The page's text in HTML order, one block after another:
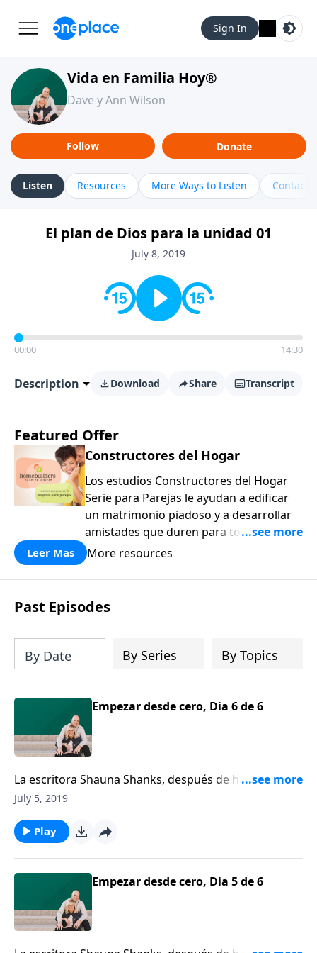
Sign In
Vida en Familia Hoy®
Dave y Ann Wilson
Follow Donate
Listen Resources More Ways to Listen Contact
El plan de Dios para la unidad 01
July 8, 2019
00:00 14:30
Description Download Share Transcript
Featured Offer
Constructores del Hogar
Los estudios Constructores del Hogar
Serie para Parejas le ayudan a edificar
un matrimonio piadoso y a desarrollar
amistades que duren para toda la vida.
¡Únase a uno de los estudios de grupos
a casa los principios de la Palabra de
Dios para compartirlos con su familia,
su iglesia y su comunidad!
Leer Mas More resources
Past Episodes
By Date By Series By Topics
Empezar desde cero, Dia 6 de 6
La escritora Shauna Shanks, después de haberse
visto ahogada por las olas del desaliento, se rehusó a
inspiró a entregarse completamente en obediencia a
la Palabra de Dios. Shanks recuerda el día en que
devolvió su aro de matrimonio y rememora con gozo
el día en que su esposo se lo volvió a poner en su
July 5, 2019
Play
Empezar desde cero, Dia 5 de 6